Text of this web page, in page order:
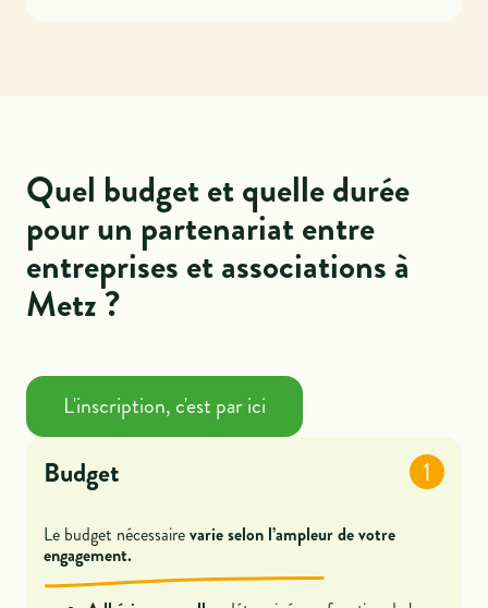
Quel budget et quelle durée
pour un partenariat entre
entreprises et associations à
Metz ?
L'inscription, c'est par ici
Budget 1
Le budget nécessairevarie selon l’ampleur de votre
engagement.